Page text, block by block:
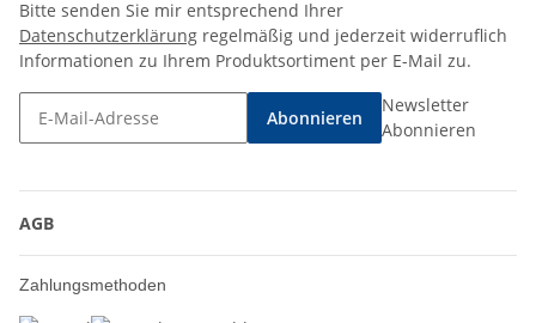
Bitte senden Sie mir entsprechend Ihrer
Datenschutzerklärung regelmäßig und jederzeit widerruflich
Informationen zu Ihrem Produktsortiment per E-Mail zu.
Abonnieren
Newsletter
Abonnieren
AGB
Zahlungsmethoden